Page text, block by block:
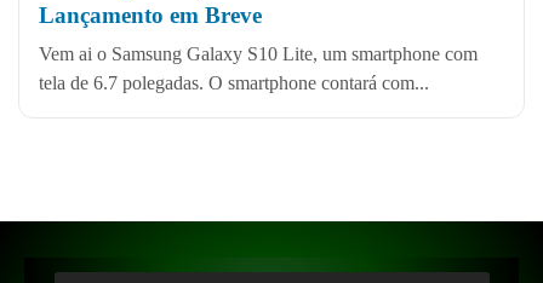
Lançamento em Breve
Vem ai o Samsung Galaxy S10 Lite, um smartphone com
tela de 6.7 polegadas. O smartphone contará com...